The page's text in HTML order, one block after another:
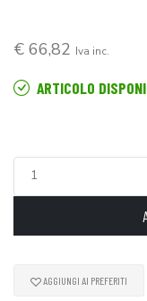
€ 66,82 Iva inc.
ARTICOLO
AGGIUNGI AI PREFERITI